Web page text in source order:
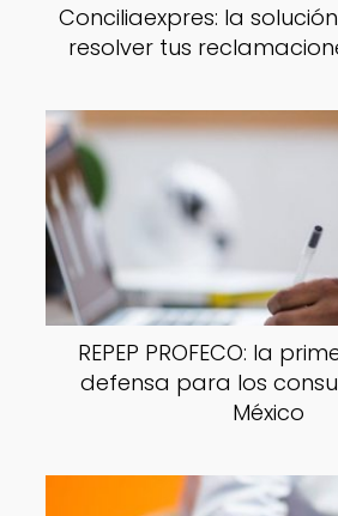
Conciliaexpres: la
resolver tus
REPEP PROFECO: la
defensa para los
México